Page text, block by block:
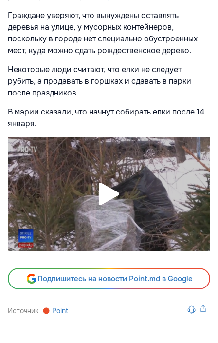
Граждане уверяют, что вынуждены оставлять
деревья на улице, у мусорных контейнеров,
поскольку в городе нет специально обустроенных
мест, куда можно сдать рождественское дерево.
Некоторые люди считают, что елки не следует
рубить, а продавать в горшках и сдавать в парки
после праздников.
В мэрии сказали, что начнут собирать елки после 14
января.
Подпишитесь на новости Point.md в Google
Источник Point